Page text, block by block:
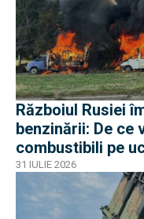
Războiul Rusiei
benzinării: De ce
combustibili pe
31 IULIE 2026